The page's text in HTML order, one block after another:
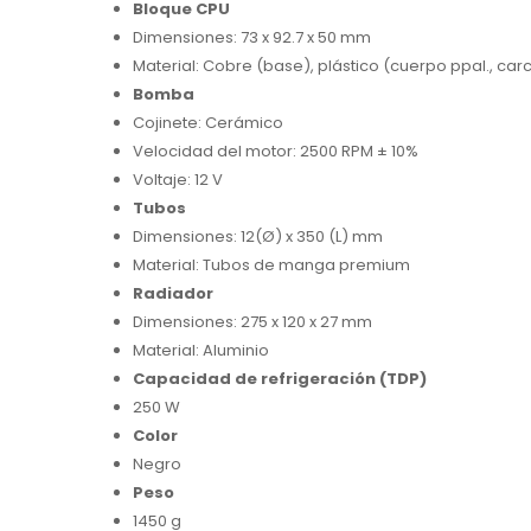
Bloque CPU
Dimensiones: 73 x 92.7 x 50 mm
Material: Cobre (base), plástico (cuerpo ppal.,
Bomba
Cojinete: Cerámico
Velocidad del motor: 2500 RPM ± 10%
Voltaje: 12 V
Tubos
Dimensiones: 12(Ø) x 350 (L) mm
Material: Tubos de manga premium
Radiador
Dimensiones: 275 x 120 x 27 mm
Material: Aluminio
Capacidad de refrigeración (TDP)
250 W
Color
Negro
Peso
1450 g